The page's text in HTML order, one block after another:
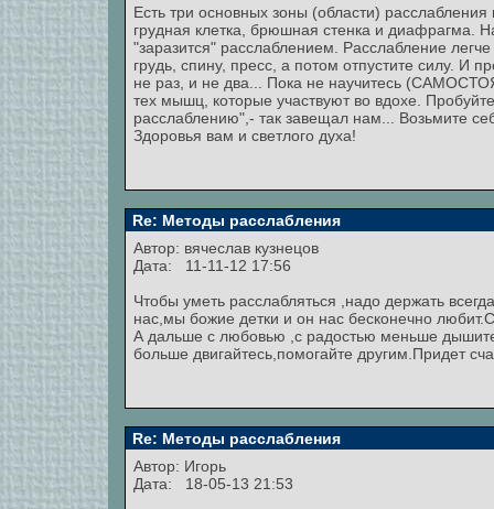
Есть три основных зоны (области)
грудная клетка, брюшная стенка и диафрагма.
"заразится" расслаблением. Расслабление
грудь, спину, пресс, а потом отпустите силу. И
не раз, и не два... Пока не научитесь
тех мышц, которые участвуют во вдохе.
расслаблению",- так завещал нам... Возьмите
Здоровья вам и светлого духа!
Re: Методы расслабления
Автор: вячеслав кузнецов
Дата: 11-11-12 17:56
Чтобы уметь расслабляться ,надо держать
нас,мы божие детки и он нас бесконечно
А дальше с любовью ,с радостью меньше
больше двигайтесь,помогайте другим.Придет
Re: Методы расслабления
Автор: Игорь
Дата: 18-05-13 21:53